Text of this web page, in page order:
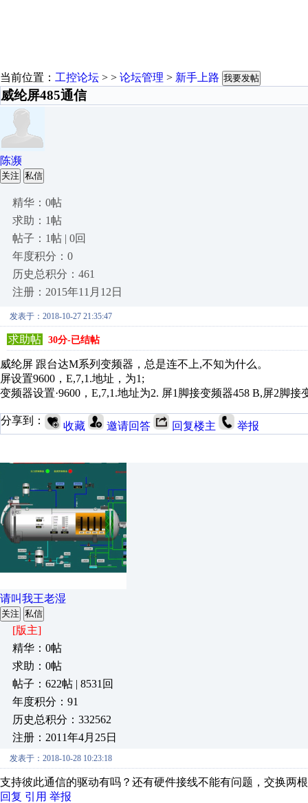
当前位置： 工控论坛 > > 论坛管理 > 新手上路 我要发帖
威纶屏485通信
陈濒
关注 私信
精华：0帖
求助：1帖
帖子：1帖 | 0回
年度积分：0
历史总积分：461
注册：2015年11月12日
发表于：2018-10-27 21:35:47
求助帖 30分-已结帖
威纶屏 跟台达M系列变频器，总是连不上,不知为什么。
屏设置9600，E,7,1.地址，为1;
变频器设置·9600，E,7,1.地址为2. 屏1脚接变频器458 B,屏2脚接
分享到： 收藏 邀请回答 回复楼主 举报
请叫我王老湿
关注 私信
[版主]
精华：0帖
求助：0帖
帖子：622帖 | 8531回
年度积分：91
历史总积分：332562
注册：2011年4月25日
发表于：2018-10-28 10:23:18
支持彼此通信的驱动有吗？还有硬件接线不能有问题，交换两
回复 引用 举报